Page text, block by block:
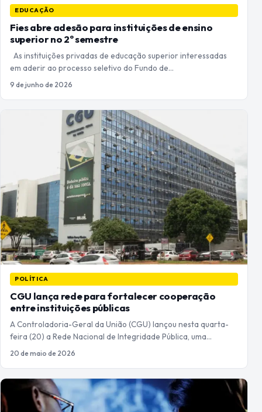
EDUCAÇÃO
Fies abre adesão para instituições de ensino
superior no 2º semestre
As instituições privadas de educação superior interessadas
em aderir ao processo seletivo do Fundo de…
9 de junho de 2026
POLÍTICA
CGU lança rede para fortalecer cooperação
entre instituições públicas
A Controladoria-Geral da União (CGU) lançou nesta quarta-
feira (20) a Rede Nacional de Integridade Pública, uma…
20 de maio de 2026